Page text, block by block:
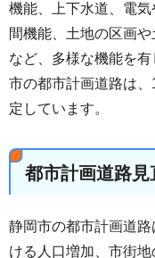
機能、上下水道、電
間機能、土地の区画
など、多様な機能を
市の都市計画道路は
定しています。
都市計画道路
静岡市の都市計画道
ける人口増加、市街